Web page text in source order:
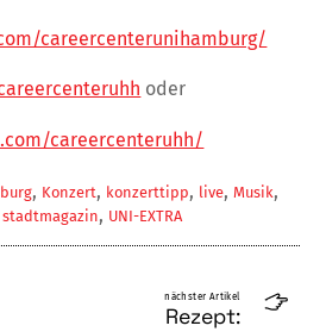
careercenterunihamburg/
oder
careercenteruhh/
, Konzert, konzerttipp, live, Musik,
stadtmagazin, UNI-EXTRA
nächster Artikel
Rezept: